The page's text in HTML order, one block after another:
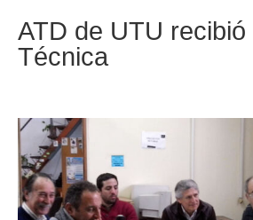
ATD de UTU recibió
Técnica